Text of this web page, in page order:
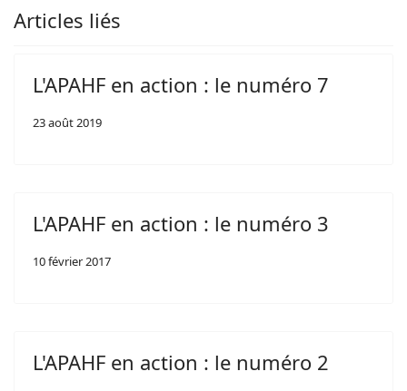
Articles liés
L'APAHF en action : le numéro 7
23 août 2019
L'APAHF en action : le numéro 3
10 février 2017
L'APAHF en action : le numéro 2